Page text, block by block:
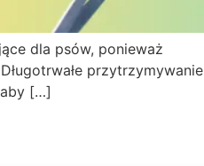
dla psów, ponieważ
przytrzymywanie
[…]